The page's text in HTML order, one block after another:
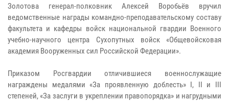
Золотова генерал-полковник Алексей Воробьёв вручил
ведомственные награды командно-преподавательскому составу
факультета и кафедры войск национальной гвардии Военного
учебно-научного центра Сухопутных войск «Общевойсковая
академия Вооруженных сил Российской Федерации».
Приказом Росгвардии отличившиеся военнослужащие
награждены медалями «За проявленную доблесть» I, II и III
степеней, «За заслуги в укреплении правопорядка» и нагрудными